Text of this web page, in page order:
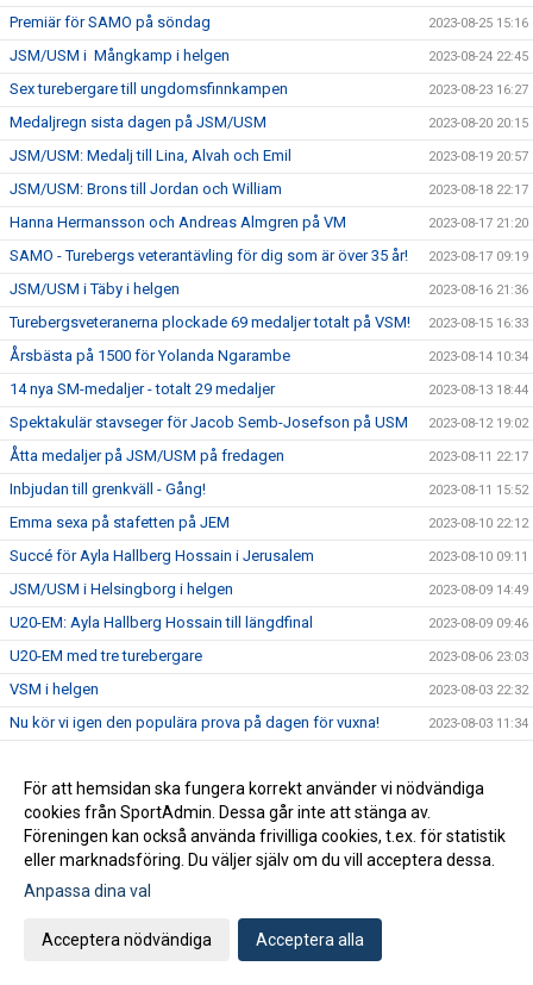
Premiär för SAMO på söndag 2023-08-25 15:16
JSM/USM i Mångkamp i helgen 2023-08-24 22:45
Sex turebergare till ungdomsfinnkampen 2023-08-23 16:27
Medaljregn sista dagen på JSM/USM 2023-08-20 20:15
JSM/USM: Medalj till Lina, Alvah och Emil 2023-08-19 20:57
JSM/USM: Brons till Jordan och William 2023-08-18 22:17
Hanna Hermansson och Andreas Almgren på VM 2023-08-17 21:20
SAMO - Turebergs veterantävling för dig som är över 35 år! 2023-08-17 09:19
JSM/USM i Täby i helgen 2023-08-16 21:36
Turebergsveteranerna plockade 69 medaljer totalt på VSM! 2023-08-15 16:33
Årsbästa på 1500 för Yolanda Ngarambe 2023-08-14 10:34
14 nya SM-medaljer - totalt 29 medaljer 2023-08-13 18:44
Spektakulär stavseger för Jacob Semb-Josefson på USM 2023-08-12 19:02
Åtta medaljer på JSM/USM på fredagen 2023-08-11 22:17
Inbjudan till grenkväll - Gång! 2023-08-11 15:52
Emma sexa på stafetten på JEM 2023-08-10 22:12
Succé för Ayla Hallberg Hossain i Jerusalem 2023-08-10 09:11
JSM/USM i Helsingborg i helgen 2023-08-09 14:49
U20-EM: Ayla Hallberg Hossain till längdfinal 2023-08-09 09:46
U20-EM med tre turebergare 2023-08-06 23:03
VSM i helgen 2023-08-03 22:32
Nu kör vi igen den populära prova på dagen för vuxna! 2023-08-03 11:34
Hanna Hermansson SM-drottning i Söderhamn 2023-07-30 21:40
SM-program för söndag 2023-07-30 10:02
Fem medaljer på den andra SM-dagen 2023-07-29 20:12
SM-program för lördag
Tre turebergare uttagna till U20-EM
För att hemsidan ska fungera korrekt använder vi nödvändiga
cookies från SportAdmin. Dessa går inte att stänga av.
Föreningen kan också använda frivilliga cookies, t.ex. för statistik
eller marknadsföring. Du väljer själv om du vill acceptera dessa.
Anpassa dina val
Acceptera nödvändiga Acceptera alla